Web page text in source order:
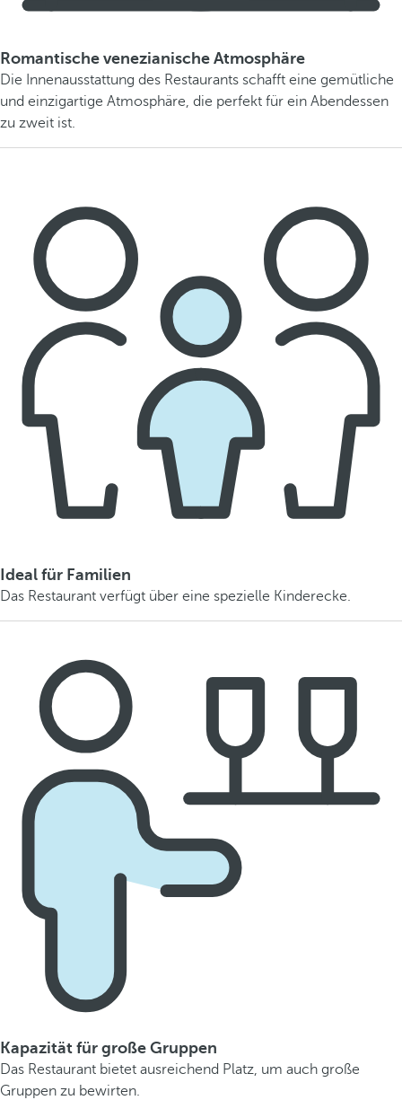
Romantische venezianische Atmosphäre
Die Innenausstattung des Restaurants schafft eine gemütliche
und einzigartige Atmosphäre, die perfekt für ein Abendessen
zu zweit ist.
Ideal für Familien
Das Restaurant verfügt über eine spezielle Kinderecke.
Kapazität für große Gruppen
Das Restaurant bietet ausreichend Platz, um auch große
Gruppen zu bewirten.